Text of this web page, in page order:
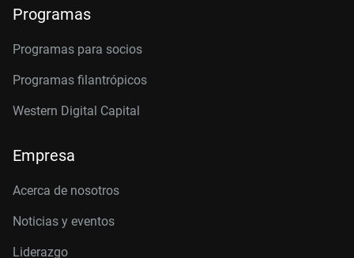
Programas
Programas para socios
Programas filantrópicos
Western Digital Capital
Empresa
Acerca de nosotros
Noticias y eventos
Liderazgo